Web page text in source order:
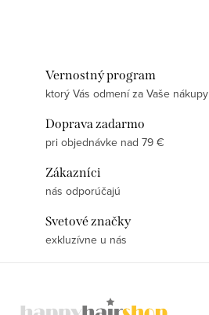
Vernostný program
ktorý Vás odmení za Vaše nákupy
Doprava zadarmo
pri objednávke nad 79 €
Zákazníci
nás odporúčajú
Svetové značky
exkluzívne u nás